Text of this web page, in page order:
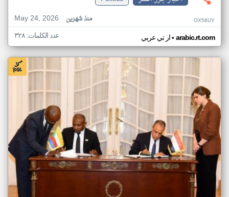
May 24, 2026
منذ شهرين OX58UY
ار تي عربي• arabic.rt.com عدد الكلمات: ٣٢٨